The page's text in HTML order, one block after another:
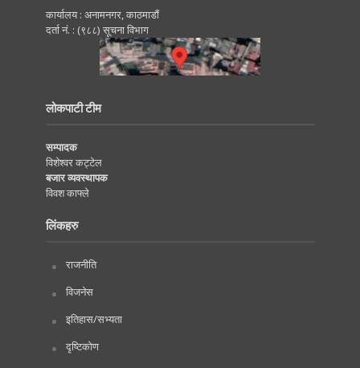
कार्यालय : अनामनगर, काठमाडाैं
दर्ता नं. : (९८८) सूचना विभाग
लोकपाटी टीम
सम्पादक
विशेश्वर कट्टेल
बजार व्यवस्थापक
विवश काफ्ले
लिंकहरु
राजनीति
विजनेस
इतिहास/सभ्यता
दृष्टिकोण